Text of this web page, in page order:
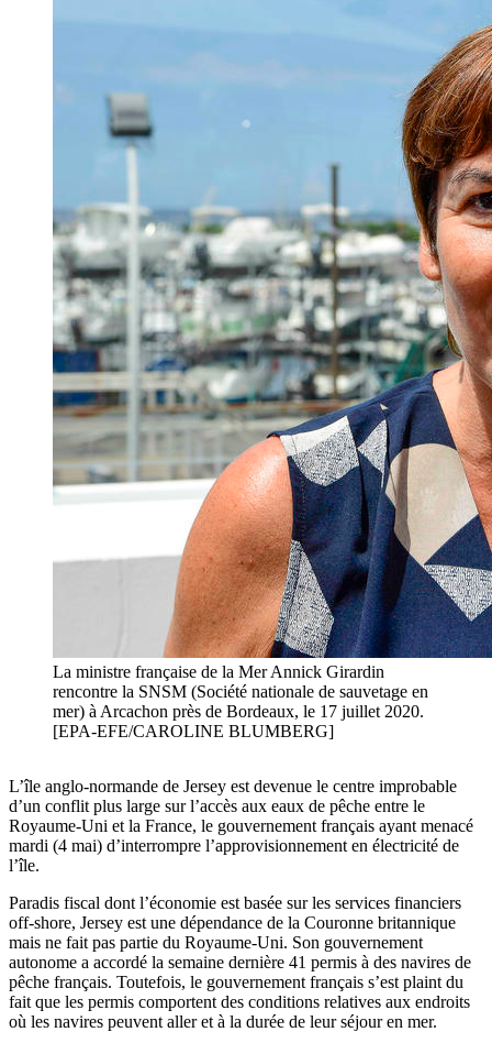
La ministre française de la Mer Annick Girardin
rencontre la SNSM (Société nationale de sauvetage en
mer) à Arcachon près de Bordeaux, le 17 juillet 2020.
[EPA-EFE/CAROLINE BLUMBERG]
L’île anglo-normande de Jersey est devenue le centre improbable
d’un conflit plus large sur l’accès aux eaux de pêche entre le
Royaume-Uni et la France, le gouvernement français ayant menacé
mardi (4 mai) d’interrompre l’approvisionnement en électricité de
l’île.
Paradis fiscal dont l’économie est basée sur les services financiers
off-shore, Jersey est une dépendance de la Couronne britannique
mais ne fait pas partie du Royaume-Uni. Son gouvernement
autonome a accordé la semaine dernière 41 permis à des navires de
pêche français. Toutefois, le gouvernement français s’est plaint du
fait que les permis comportent des conditions relatives aux endroits
où les navires peuvent aller et à la durée de leur séjour en mer.